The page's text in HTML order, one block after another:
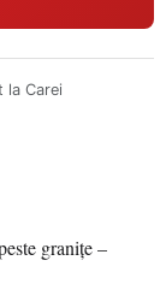
la Carei